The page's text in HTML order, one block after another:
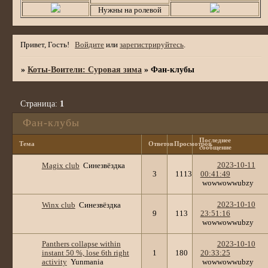
Нужны на ролевой
Привет, Гость! Войдите илизарегистрируйтесь.
»Коты-Воители: Суровая зима »Фан-клубы
Фан-клубы
Страница: 1
Тема ОтветовПросмотровПоследнее
сообщение
Magix club Синезвёздка
3
1113
2023-10-11
00:41:49
wowwowwubzy
Winx club Синезвёздка
9
113
2023-10-10
23:51:16
wowwowwubzy
Panthers collapse within
instant 50 %, lose 6th right
activity Yunmania
1 180
2023-10-10
20:33:25
wowwowwubzy